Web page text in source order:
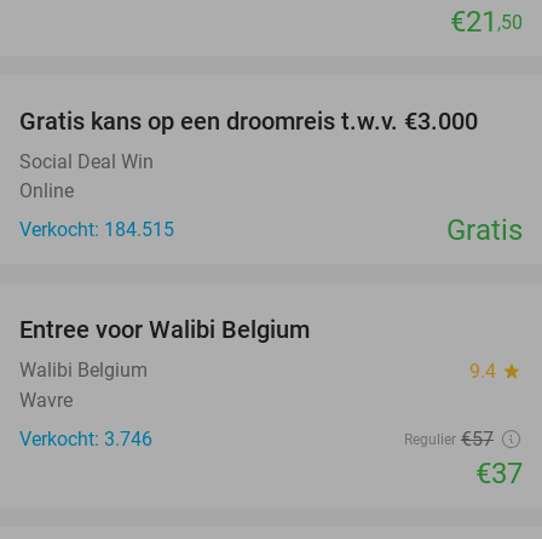
€21 ,50
Gratis kans op een droomreis t.w.v. €3.000
Social Deal Win
Online
Verkocht: 184.515
Gratis
Entree voor Walibi Belgium
Walibi Belgium 9.4 star
Wavre
Verkocht: 3.746
Regulier €57
€37